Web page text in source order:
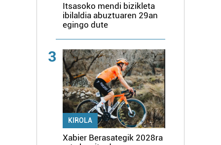
Itsasoko mendi bizikleta
ibilaldia abuztuaren 29an
egingo dute
3
KIROLA
Xabier Berasategik 2028ra